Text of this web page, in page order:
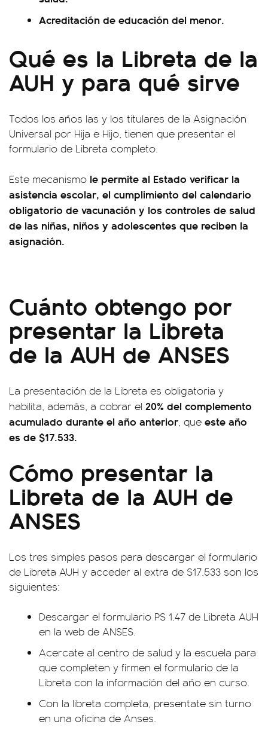
Acreditación de educación del menor.
Qué es la Libreta de la
AUH y para qué sirve
Todos los años las y los titulares de la Asignación
Universal por Hija e Hijo, tienen que presentar el
formulario de Libreta completo.
Este mecanismo le permite al Estado verificar la
asistencia escolar, el cumplimiento del calendario
obligatorio de vacunación y los controles de salud
de las niñas, niños y adolescentes que reciben la
asignación.
Cuánto obtengo por
presentar la Libreta
de la AUH de ANSES
La presentación de la Libreta es obligatoria y
habilita, además, a cobrar el 20% del complemento
acumulado durante el año anterior, que este año
es de $17.533.
Cómo presentar la
Libreta de la AUH de
ANSES
Los tres simples pasos para descargar el formulario
de Libreta AUH y acceder al extra de $17.533 son los
siguientes:
Descargar el formulario PS 1.47 de Libreta AUH
en la web de ANSES.
Acercate al centro de salud y la escuela para
que completen y firmen el formulario de la
Libreta con la información del año en curso.
Con la libreta completa, presentate sin turno
en una oficina de Anses.